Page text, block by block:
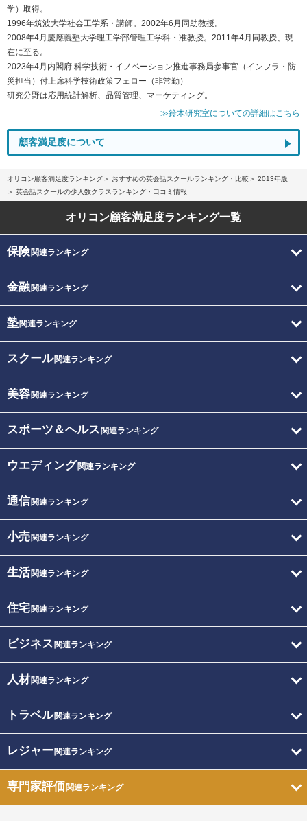
学）取得。
1996年筑波大学社会工学系・講師。2002年6月同助教授。
2008年4月慶應義塾大学理工学部管理工学科・准教授。2011年4月同教授、現
在に至る。
2023年4月内閣府 科学技術・イノベーション推進事務局参事官（インフラ・防
災担当）付上席科学技術政策フェロー（非常勤）
研究分野は応用統計解析、品質管理、マーケティング。
≫鈴木研究室についての詳細はこちら
顧客満足度について
オリコン顧客満足度ランキング おすすめの英会話スクールランキング・比較
2013年版
英会話スクールの少人数クラスランキング・口コミ情報
オリコン顧客満足度ランキング一覧
保険関連ランキング
金融関連ランキング
塾関連ランキング
スクール関連ランキング
美容関連ランキング
スポーツ＆ヘルス 関連ランキング
ウエディング関連ランキング
通信関連ランキング
小売関連ランキング
生活関連ランキング
住宅関連ランキング
ビジネス 関連ランキング
人材関連ランキング
トラベル関連ランキング
レジャー関連ランキング
専門家評価関連ランキング